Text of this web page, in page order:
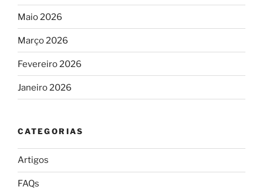
Maio 2026
Março 2026
Fevereiro 2026
Janeiro 2026
CATEGORIAS
Artigos
FAQs